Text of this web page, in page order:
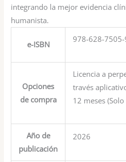
integrando la mejor evidencia
humanista.
e-ISBN
978-628-
Opciones
de compra
Licencia a
través
12 meses
Año de
publicación
2026